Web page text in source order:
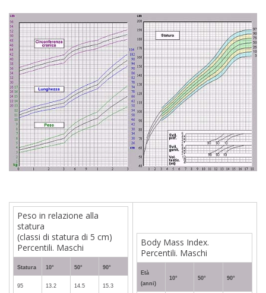
Peso in relazione alla
statura
(classi di statura di 5 cm)
Percentili. Maschi
Statura 10° 50° 90°
95
13.2
14.5
15.3
Body Mass Index.
Percentili. Maschi
Età
(anni)
10° 50° 90°